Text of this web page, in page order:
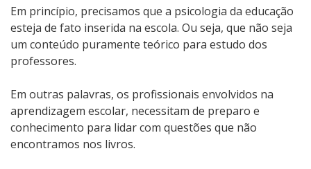
Em princípio, precisamos que a psicologia da educação
esteja de fato inserida na escola. Ou seja, que não seja
um conteúdo puramente teórico para estudo dos
professores.
Em outras palavras, os profissionais envolvidos na
aprendizagem escolar, necessitam de preparo e
conhecimento para lidar com questões que não
encontramos nos livros.